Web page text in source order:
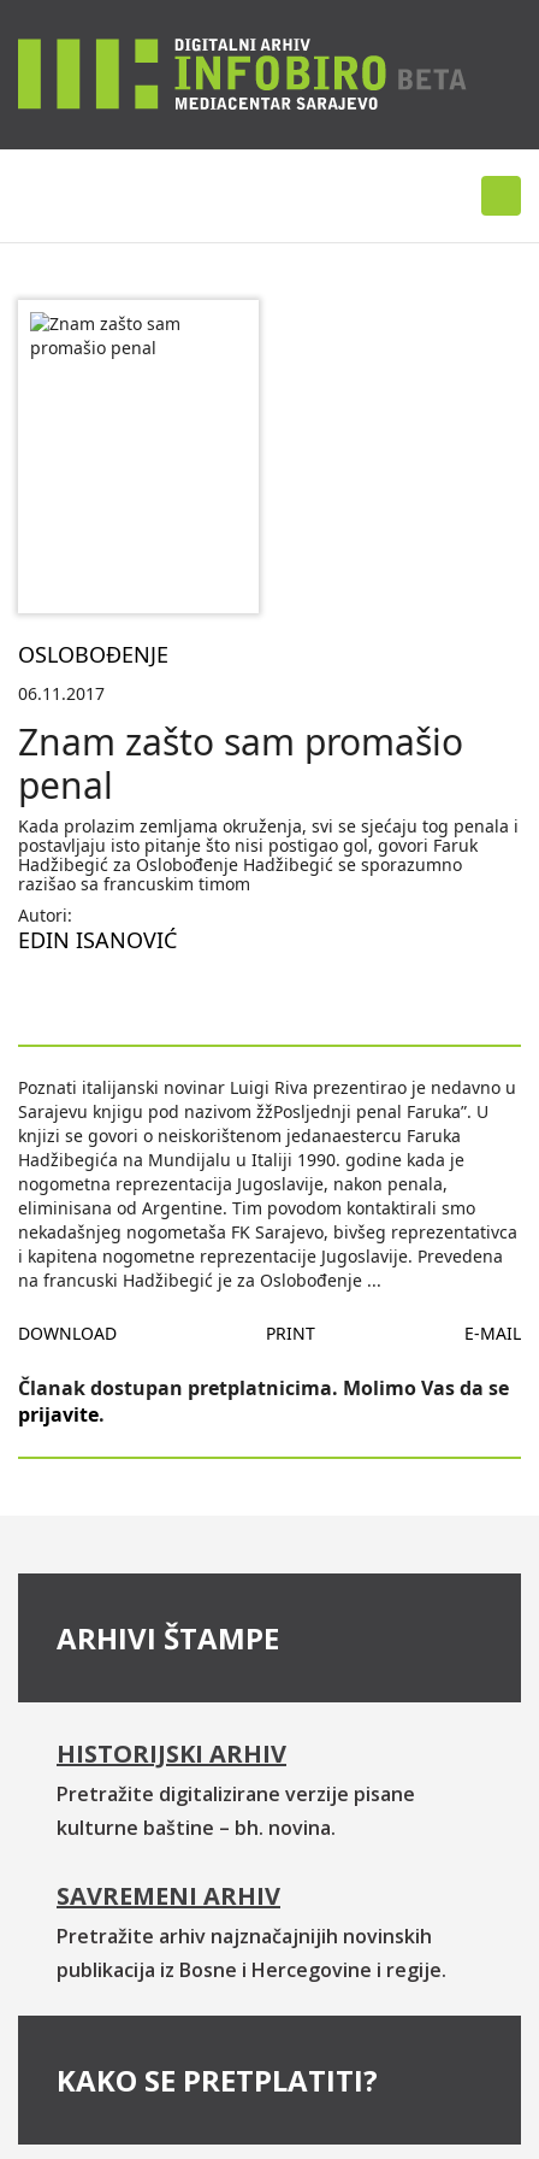
OSLOBOĐENJE
06.11.2017
Znam zašto sam promašio
penal
Kada prolazim zemljama okruženja, svi se sjećaju tog penala i
postavljaju isto pitanje što nisi postigao gol, govori Faruk
Hadžibegić za Oslobođenje Hadžibegić se sporazumno
razišao sa francuskim timom
Autori:
EDIN ISANOVIĆ
Poznati italijanski novinar Luigi Riva prezentirao je nedavno u
Sarajevu knjigu pod nazivom žžPosljednji penal Faruka”. U
knjizi se govori o neiskorištenom jedanaestercu Faruka
Hadžibegića na Mundijalu u Italiji 1990. godine kada je
nogometna reprezentacija Jugoslavije, nakon penala,
eliminisana od Argentine. Tim povodom kontaktirali smo
nekadašnjeg nogometaša FK Sarajevo, bivšeg reprezentativca
i kapitena nogometne reprezentacije Jugoslavije. Prevedena
na francuski Hadžibegić je za Oslobođenje ...
DOWNLOAD PRINT E-MAIL
Članak dostupan pretplatnicima. Molimo Vas da se
prijavite.
ARHIVI ŠTAMPE
HISTORIJSKI ARHIV
Pretražite digitalizirane verzije pisane
kulturne baštine – bh. novina.
SAVREMENI ARHIV
Pretražite arhiv najznačajnijih novinskih
publikacija iz Bosne i Hercegovine i regije.
KAKO SE PRETPLATITI?